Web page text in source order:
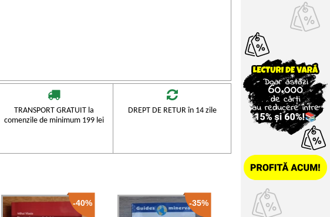
TRANSPORT GRATUIT la
comenzile de minimum 199 lei
DREPT DE RETUR în 14 zile
-40% -35%